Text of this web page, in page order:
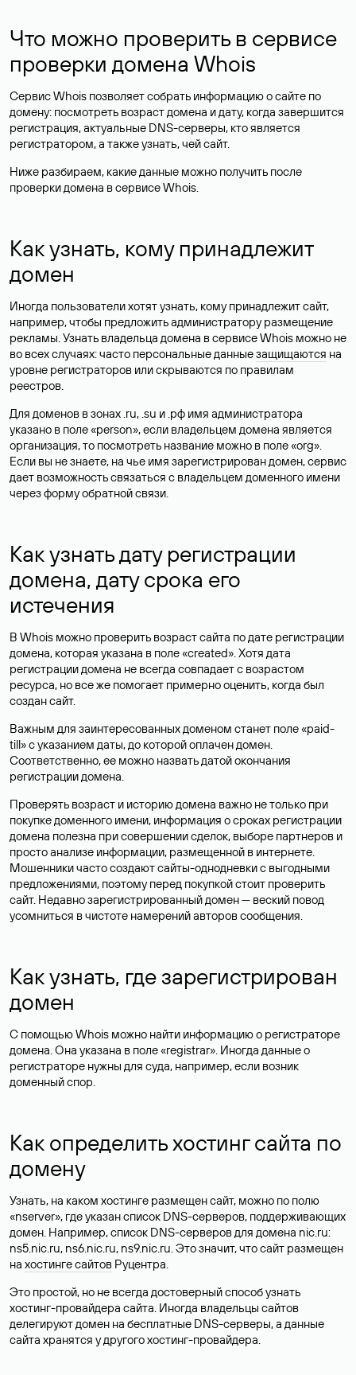
Что можно проверить в сервисе
проверки домена Whois
Сервис Whois позволяет собрать информацию о сайте по
домену: посмотреть возраст домена и дату, когда завершится
регистрация, актуальные DNS-серверы, кто является
регистратором, а также узнать, чей сайт.
Ниже разбираем, какие данные можно получить после
проверки домена в сервисе Whois.
Как узнать, кому принадлежит
домен
Иногда пользователи хотят узнать, кому принадлежит сайт,
например, чтобы предложить администратору размещение
рекламы. Узнать владельца домена в сервисе Whois можно не
во всех случаях: часто персональные данныезащищаются на
уровне регистраторов или скрываются по правилам
реестров.
Для доменов в зонах .ru, .su и .рф имя администратора
указано в поле «person», если владельцем домена является
организация, то посмотреть название можно в поле «org».
Если вы не знаете, на чье имя зарегистрирован домен, сервис
дает возможность связаться с владельцем доменного имени
через форму обратной связи.
Как узнать дату регистрации
домена, дату срока его
истечения
В Whois можно проверить возраст сайта по дате регистрации
домена, которая указана в поле «created». Хотя дата
регистрации домена не всегда совпадает с возрастом
ресурса, но все же помогает примерно оценить, когда был
создан сайт.
Важным для заинтересованных доменом станет поле «paid-
till» с указанием даты, до которой оплачен домен.
Соответственно, ее можно назвать датой окончания
регистрации домена.
Проверять возраст и историю домена важно не только при
покупке доменного имени, информация о сроках регистрации
домена полезна при совершении сделок, выборе партнеров и
просто анализе информации, размещенной в интернете.
Мошенники часто создают сайты-однодневки с выгодными
предложениями, поэтому перед покупкой стоит проверить
сайт. Недавно зарегистрированный домен — веский повод
усомниться в чистоте намерений авторов сообщения.
Как узнать, где зарегистрирован
домен
С помощью Whois можно найти информацию о регистраторе
домена. Она указана в поле «registrar». Иногда данные о
регистраторе нужны для суда, например, если возник
доменный спор.
Как определить хостинг сайта по
домену
Узнать, на каком хостинге размещен сайт, можно по полю
«nserver», где указан список DNS-серверов, поддерживающих
домен. Например, список DNS-серверов для домена nic.ru:
ns5.nic.ru, ns6.nic.ru, ns9.nic.ru. Это значит, что сайт размещен
на хостинге сайтов Руцентра.
Это простой, но не всегда достоверный способ узнать
хостинг-провайдера сайта. Иногда владельцы сайтов
делегируют домен на бесплатные DNS-серверы, а данные
сайта хранятся у другого хостинг-провайдера.